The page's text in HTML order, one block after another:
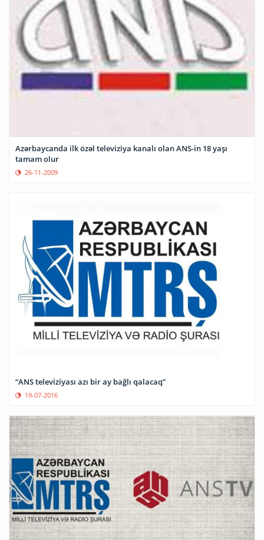
Azərbaycanda ilk özəl televiziya kanalı olan ANS-in 18 yaşı
tamam olur
26-11-2009
“ANS televiziyası azı bir ay bağlı qalacaq”
19-07-2016